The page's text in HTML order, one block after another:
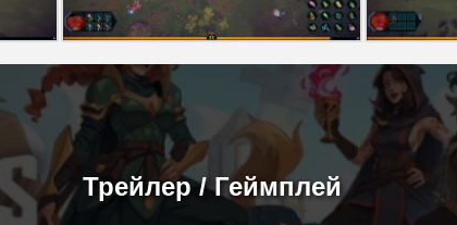
Трейлер / Геймплей